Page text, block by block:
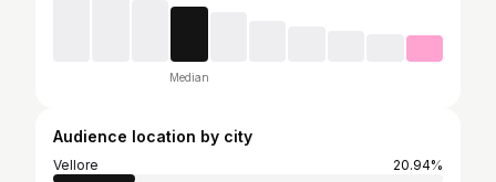
Median
Audience location by city
Vellore
20.94%